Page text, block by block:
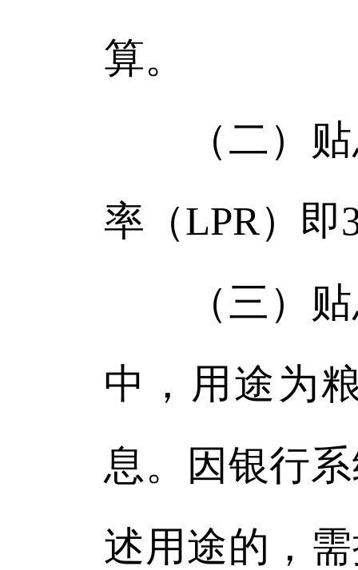
算。
（二）贴
率（LPR）即
（三）贴
中，用途为
息。因银行
述用途的，